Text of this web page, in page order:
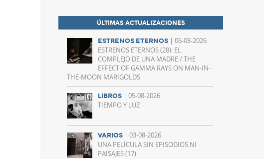
ÚLTIMAS ACTUALIZACIONES
ESTRENOS ETERNOS | 06-08-2026
ESTRENOS ETERNOS (28): EL
COMPLEJO DE UNA MADRE / THE
EFFECT OF GAMMA RAYS ON MAN-IN-
THE-MOON MARIGOLDS
LIBROS | 05-08-2026
TIEMPO Y LUZ
VARIOS | 03-08-2026
UNA PELÍCULA SIN EPISODIOS NI
PAISAJES (17)